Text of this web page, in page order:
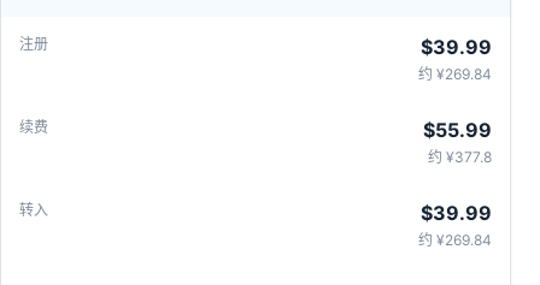
$39.99
约 ¥269.84
$55.99
约 ¥377.8
$39.99
约 ¥269.84